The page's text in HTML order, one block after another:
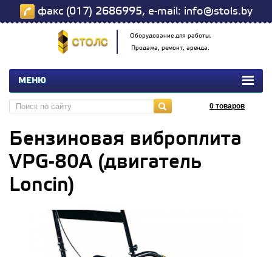
факс (017) 2686995, e-mail: info@stols.by
Оборудование для работы.
Продажа, ремонт, аренда.
МЕНЮ
0 товаров
Бензиновая виброплита
VPG-80A (двигатель
Loncin)